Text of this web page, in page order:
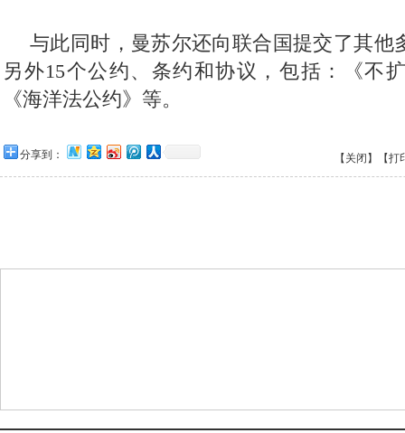
与此同时，曼苏尔还向联合国提交了其他
另外15个公约、条约和协议，包括：《不
《海洋法公约》等。
分享到： 【关闭】 【打